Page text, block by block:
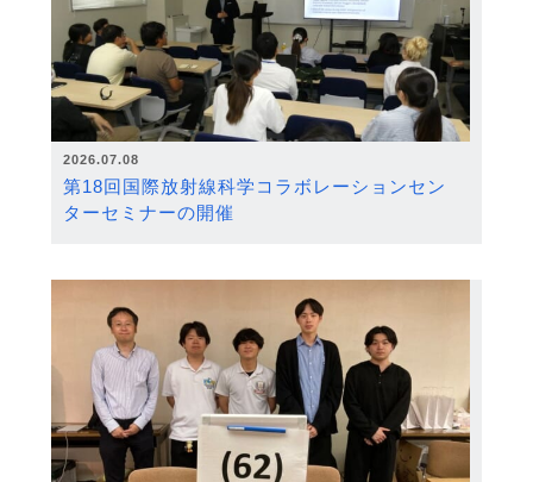
2026.07.08
第18回国際放射線科学コラボレーションセン
ターセミナーの開催